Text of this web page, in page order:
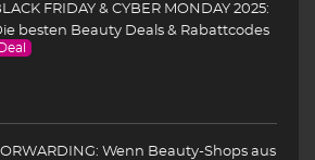
FRIDAY & CYBER MONDAY 2025:
besten Beauty Deals & Rabattcodes
Deal
Wenn Beauty-Shops aus